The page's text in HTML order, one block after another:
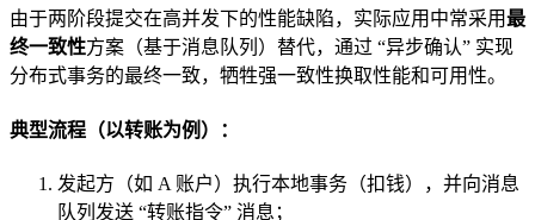
由于两阶段提交在高并发下的性能缺陷，实际应用中常采用最
终一致性方案（基于消息队列）替代，通过 “异步确认” 实现
分布式事务的最终一致，牺牲强一致性换取性能和可用性。
典型流程（以转账为例）：
发起方（如 A 账户）执行本地事务（扣钱），并向消息
队列发送 “转账指令” 消息；